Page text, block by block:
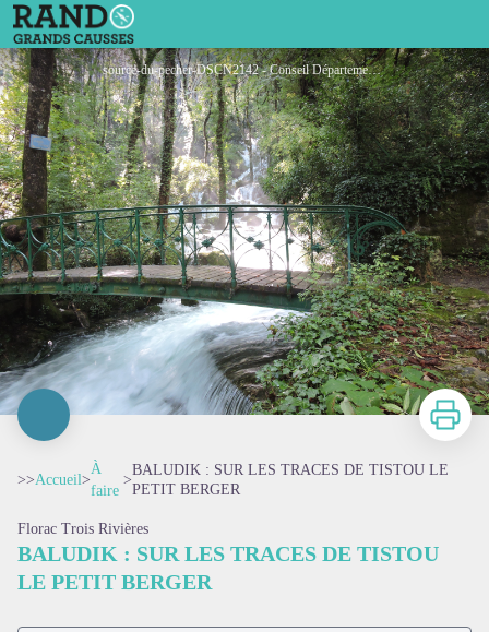
BALUDIK : SUR LES TRACES DE TISTOU LE PETIT BERGER
source-du-pecher-DSCN2142 - Conseil Départemental Lozère
Imprimer
>>Accueil>
À
faire
>
BALUDIK : SUR LES TRACES DE TISTOU LE
PETIT BERGER
Florac Trois Rivières
BALUDIK : SUR LES TRACES DE TISTOU
LE PETIT BERGER